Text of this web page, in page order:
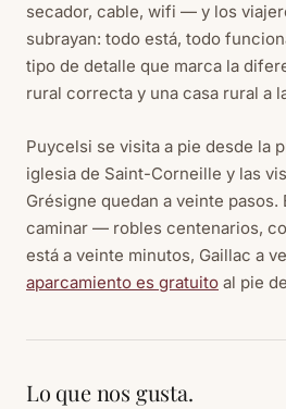
secador, cable, wifi — y los
subrayan: todo está, todo
tipo de detalle que marca la
rural correcta y una casa rural a
Puycelsi se visita a pie desde la
iglesia de Saint-Corneille y las
Grésigne quedan a veinte pasos.
caminar — robles centenarios,
está a veinte minutos, Gaillac a
aparcamiento es gratuito al pie
Lo que nos gusta.